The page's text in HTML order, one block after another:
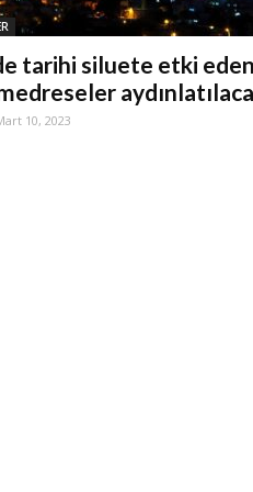
tarihi siluete etki
10, 2023